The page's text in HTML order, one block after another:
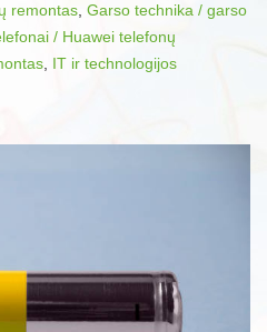
remontas Garso technika / garso
/ Huawei telefonų
IT ir technologijos